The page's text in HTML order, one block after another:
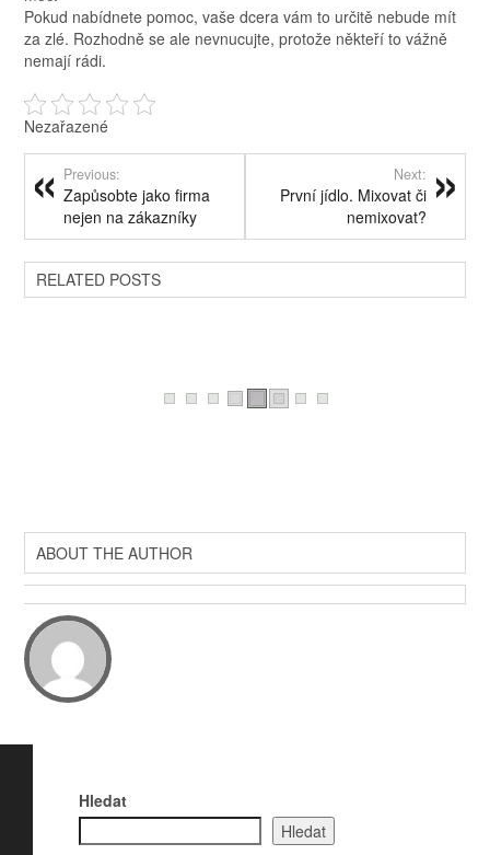
Pokud nabídnete pomoc, vaše dcera vám to určitě nebude mít
za zlé. Rozhodně se ale nevnucujte, protože někteří to vážně
nemají rádi.
Nezařazené
Previous:
Zapůsobte jako firma
nejen na zákazníky
Next:
První jídlo. Mixovat či
nemixovat?
RELATED POSTS
ABOUT THE AUTHOR
Hledat
Hledat